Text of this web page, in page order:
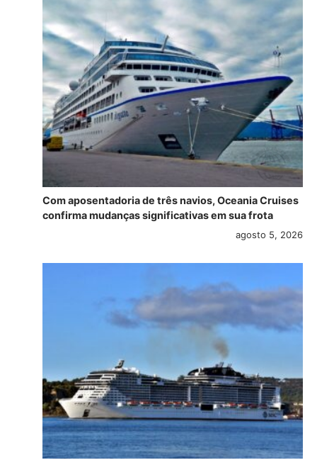
Com aposentadoria de três navios, Oceania Cruises
confirma mudanças significativas em sua frota
agosto 5, 2026